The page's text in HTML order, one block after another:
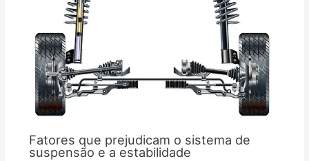
Fatores que prejudicam o sistema de
suspensão e a estabilidade